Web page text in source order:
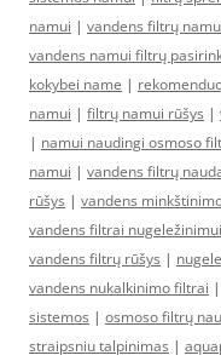
namui | vandens filtrų
vandens namui filtrų
kokybei name |
namui | filtrų namui rūšys |
| namui naudingi osmoso
namui | vandens filtrų
rūšys | vandens
vandens filtrai nugeležinimui
vandens filtrų rūšys |
vandens nukalkinimo filtrai |
sistemos | osmoso filtrų
straipsniu talpinimas |